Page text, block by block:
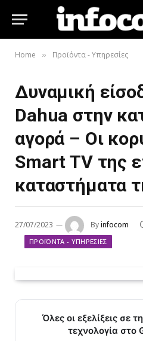
Home » Προϊόντα - Υπηρεσίες
Δυναμική
Dahua στην
αγορά – Οι
Smart TV της
καταστήματα
27/07/2023 Byinfocom
ΠΡΟΪΌΝΤΑ - ΥΠΗΡΕΣΊΕΣ
Όλες οι εξελίξεις σε
τεχνολογία στο